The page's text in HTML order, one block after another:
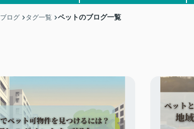
ブログ タグ一覧 ペットのブログ一覧